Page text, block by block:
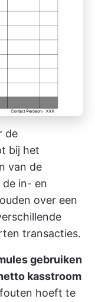
de
bij het
van de
in- en
over een
transacties.
gebruiken
kasstroom
hoeft te